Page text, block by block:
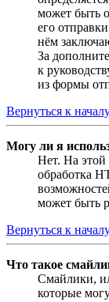
может быть
его
нём
За
к
из формы
Вернуться к
Могу ли я
Нет. На
обработка
может быть
Вернуться к
Что такое
Смайлики,
которые